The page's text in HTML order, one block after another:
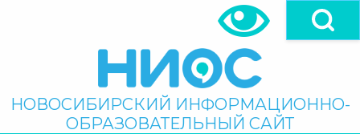
Поиск
НОВОСИБИРСКИЙ ИНФОРМАЦИОННО-
ОБРАЗОВАТЕЛЬНЫЙ САЙТ